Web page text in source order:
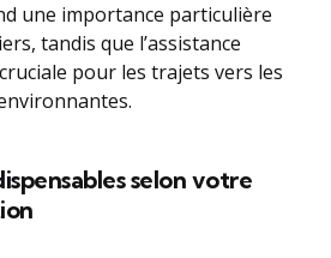
une importance particulière
tandis que l’assistance
pour les trajets vers les
selon votre